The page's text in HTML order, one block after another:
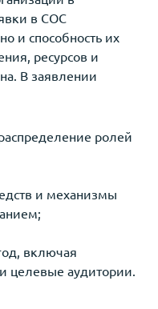
в COC
и способность их
ресурсов и
В заявлении
ролей
и механизмы
включая
целевые аудитории.